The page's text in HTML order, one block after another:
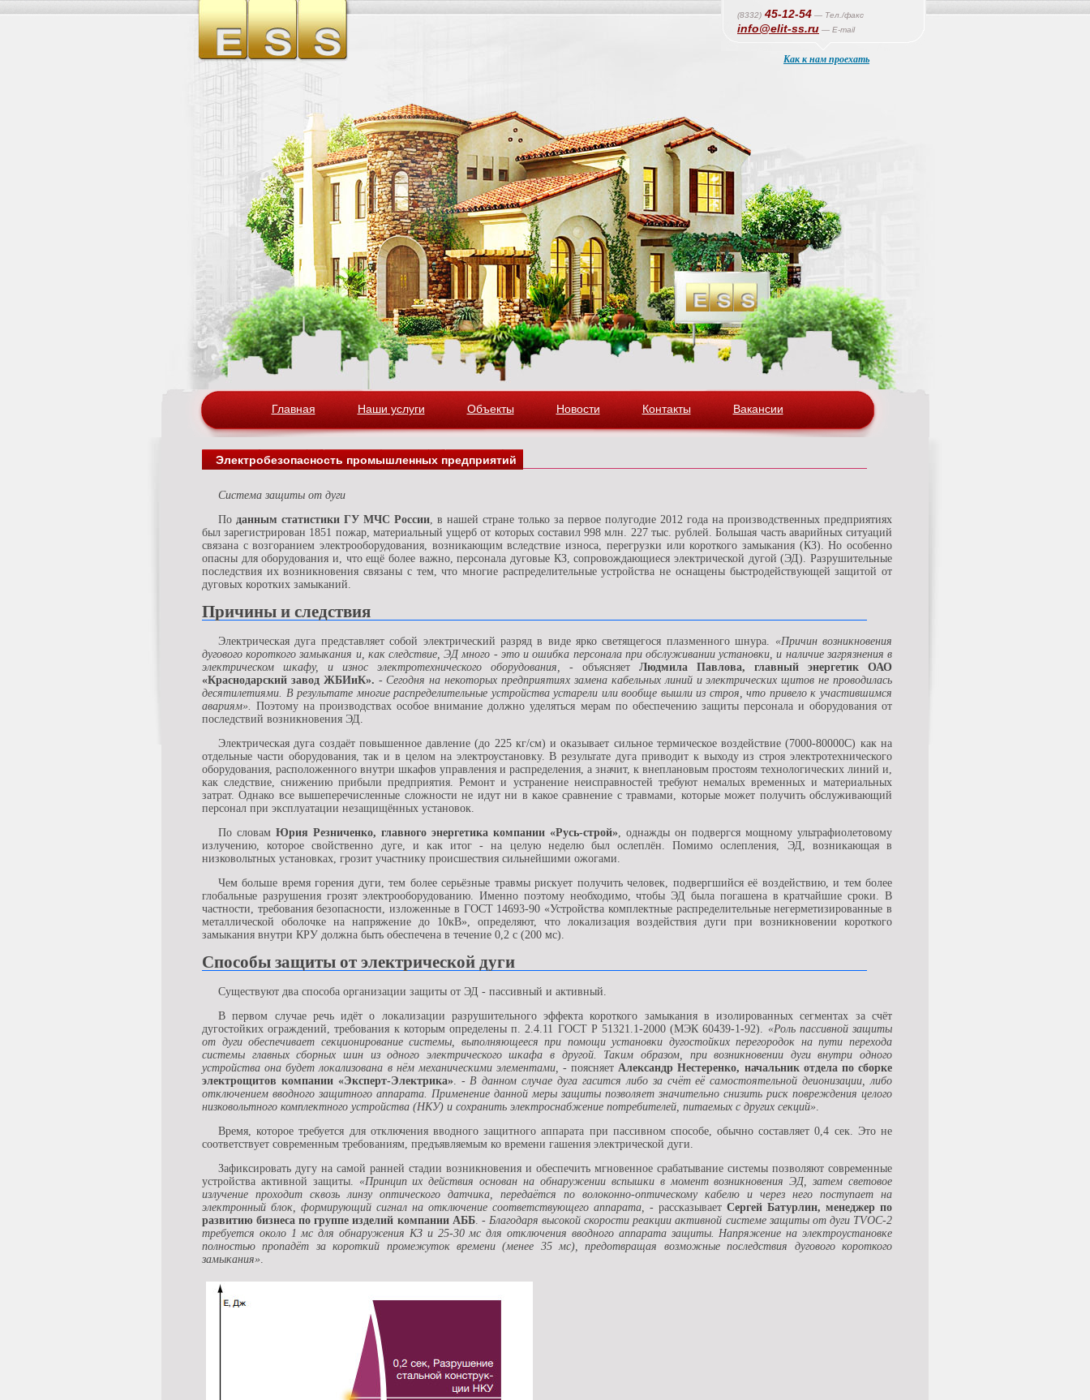
(8332) 45-12-54 — Тел./факс
info@elit-ss.ru — E-mail
Как к нам проехать
Главная Наши услуги Объекты Новости Контакты Вакансии
Электробезопасность промышленных предприятий
Система защиты от дуги
По данным статистики ГУ МЧС России, в нашей стране только за первое полугодие 2012 года на производственных предприятиях
был зарегистрирован 1851 пожар, материальный ущерб от которых составил 998 млн. 227 тыс. рублей. Большая часть аварийных ситуаций
связана с возгоранием электрооборудования, возникающим вследствие износа, перегрузки или короткого замыкания (КЗ). Но особенно
опасны для оборудования и, что ещё более важно, персонала дуговые КЗ, сопровождающиеся электрической дугой (ЭД). Разрушительные
последствия их возникновения связаны с тем, что многие распределительные устройства не оснащены быстродействующей защитой от
дуговых коротких замыканий.
Причины и следствия
Электрическая дуга представляет собой электрический разряд в виде ярко светящегося плазменного шнура. «Причин возникновения
дугового короткого замыкания и, как следствие, ЭД много - это и ошибка персонала при обслуживании установки, и наличие загрязнения в
электрическом шкафу, и износ электротехнического оборудования,
- объясняет Людмила Павлова, главный энергетик ОАО
«Краснодарский завод ЖБИиК». - Сегодня на некоторых предприятиях замена кабельных линий и электрических щитов не проводилась
десятилетиями. В результате многие распределительные устройства устарели или вообще вышли из строя, что привело к участившимся
авариям».
Поэтому на производствах особое внимание должно уделяться мерам по обеспечению защиты персонала и оборудования от
последствий возникновения ЭД.
Электрическая дуга создаёт повышенное давление (до 225 кг/см) и оказывает сильное термическое воздействие (7000-80000С) как на
отдельные части оборудования, так и в целом на электроустановку. В результате дуга приводит к выходу из строя электротехнического
оборудования, расположенного внутри шкафов управления и распределения, а значит, к внеплановым простоям технологических линий и,
как следствие, снижению прибыли предприятия. Ремонт и устранение неисправностей требуют немалых временных и материальных
затрат. Однако все вышеперечисленные сложности не идут ни в какое сравнение с травмами, которые может получить обслуживающий
персонал при эксплуатации незащищённых установок.
По словам Юрия Резниченко, главного энергетика компании «Русь-строй» , однажды он подвергся мощному ультрафиолетовому
излучению, которое свойственно дуге, и как итог - на целую неделю был ослеплён. Помимо ослепления, ЭД, возникающая в
низковольтных установках, грозит участнику происшествия сильнейшими ожогами.
Чем больше время горения дуги, тем более серьёзные травмы рискует получить человек, подвергшийся её воздействию, и тем более
глобальные разрушения грозят электрооборудованию. Именно поэтому необходимо, чтобы ЭД была погашена в кратчайшие сроки. В
частности, требования безопасности, изложенные в ГОСТ 14693-90 «Устройства комплектные распределительные негерметизированные в
металлической оболочке на напряжение до 10кВ», определяют, что локализация воздействия дуги при возникновении короткого
замыкания внутри КРУ должна быть обеспечена в течение 0,2 с (200 мс).
Способы защиты от электрической дуги
Существуют два способа организации защиты от ЭД - пассивный и активный.
В первом случае речь идёт о локализации разрушительного эффекта короткого замыкания в изолированных сегментах за счёт
дугостойких ограждений, требования к которым определены п. 2.4.11 ГОСТ Р 51321.1-2000 (МЭК 60439-1-92). «Роль пассивной защиты
от дуги обеспечивает секционирование системы, выполняющееся при помощи установки дугостойких перегородок на пути перехода
системы главных сборных шин из одного электрического шкафа в другой. Таким образом, при возникновении дуги внутри одного
устройства она будет локализована в нём механическими элементами, - поясняет Александр Нестеренко, начальник отдела по сборке
электрощитов компании «Эксперт-Электрика». - В данном случае дуга гасится либо за счёт её самостоятельной деионизации, либо
отключением вводного защитного аппарата. Применение данной меры защиты позволяет значительно снизить риск повреждения целого
низковольтного комплектного устройства (НКУ) и сохранить электроснабжение потребителей, питаемых с других секций»
Время, которое требуется для отключения вводного защитного аппарата при пассивном способе, обычно составляет 0,4 сек. Это не
соответствует современным требованиям, предъявляемым ко времени гашения электрической дуги.
Зафиксировать дугу на самой ранней стадии возникновения и обеспечить мгновенное срабатывание системы позволяют современные
устройства активной защиты. «Принцип их действия основан на обнаружении вспышки в момент возникновения ЭД, затем световое
излучение проходит сквозь линзу оптического датчика, передаётся по волоконно-оптическому кабелю и через него поступает на
электронный блок, формирующий сигнал на отключение соответствующего аппарата,
- рассказывает Сергей Батурлин, менеджер по
развитию бизнеса по группе изделий компании АББ. - Благодаря высокой скорости реакции активной системе защиты от дуги TVOC-2
требуется около 1 мс для обнаружения КЗ и 25-30 мс для отключения вводного аппарата защиты. Напряжение на электроустановке
полностью пропадёт за короткий промежуток времени (менее 35 мс), предотвращая возможные последствия дугового короткого
замыкания»